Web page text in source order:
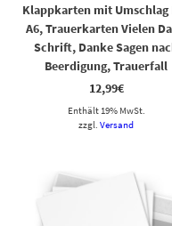
Klappkarten mit Umschlag
A6, Trauerkarten Vielen
Schrift, Danke Sagen
Beerdigung, Trauerfall
12,99€
Enthält 19% MwSt.
zzgl.Versand